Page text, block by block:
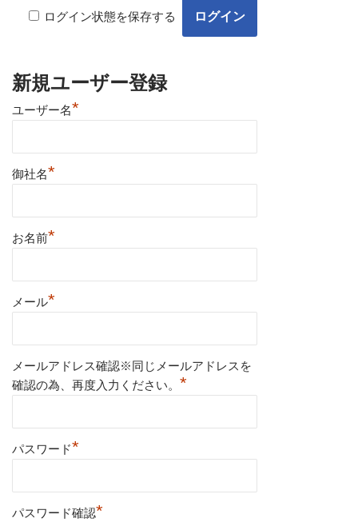
ログイン状態を保存する
新規ユーザー登録
ユーザー名*
御社名*
お名前*
メール*
メールアドレス確認※同じメールアドレスを
確認の為、再度入力ください。 *
パスワード*
パスワード確認*